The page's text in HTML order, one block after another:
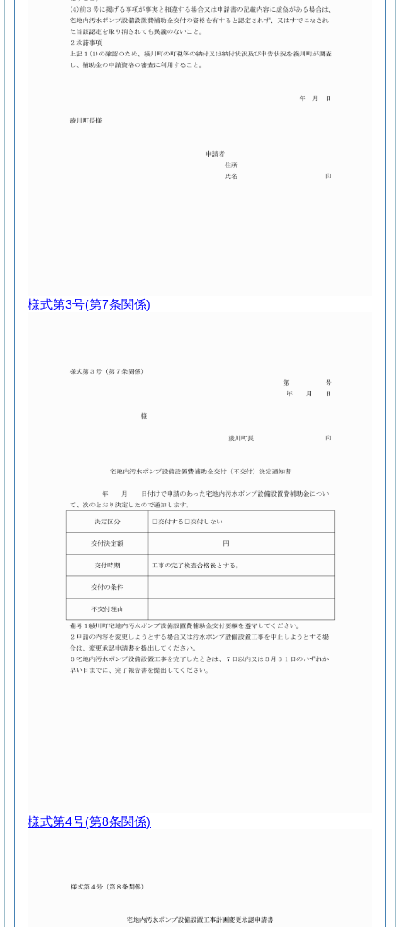
様式第3号(第7条関係)
様式第4号(第8条関係)